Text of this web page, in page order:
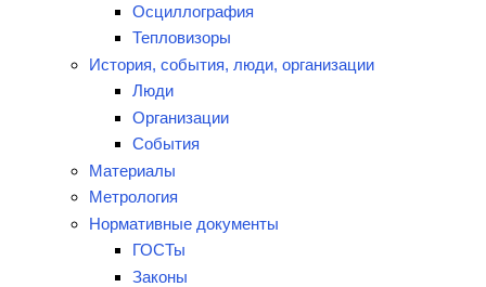
Осциллография
Тепловизоры
История, события, люди, организации
Люди
Организации
События
Материалы
Метрология
Нормативные документы
ГОСТы
Законы